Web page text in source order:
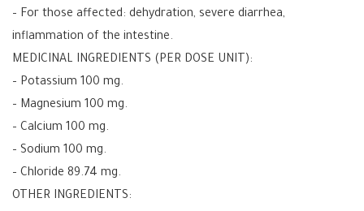
– For those affected: dehydration, severe diarrhea,
inflammation of the intestine.
MEDICINAL INGREDIENTS (PER DOSE UNIT):
– Potassium 100 mg.
– Magnesium 100 mg.
– Calcium 100 mg.
– Sodium 100 mg.
– Chloride 89.74 mg.
OTHER INGREDIENTS: